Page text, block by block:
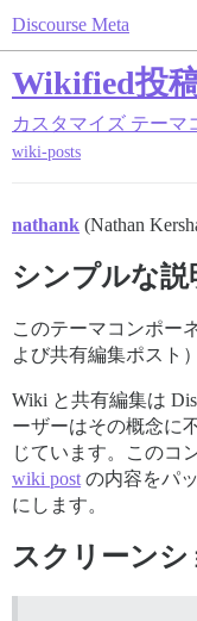
Discourse Meta
Wikified投
カスタマイズ テーマ
wiki-posts
nathank (Nathan
シンプルな説
このテーマコンポー
よび共有編集ポスト
Wiki と共有編集は
ーザーはその概念に
じています。このコ
wiki post の内容をパ
にします。
スクリーンシ